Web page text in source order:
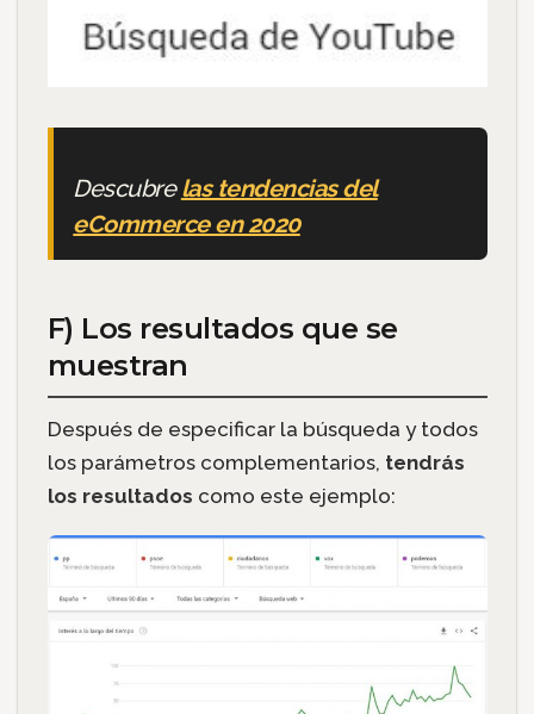
Descubrelas tendencias del
eCommerce en 2020
F) Los resultados que se
muestran
Después de especificar la búsqueda y todos
los parámetros complementarios, tendrás
los resultados como este ejemplo: